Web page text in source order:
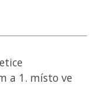
a 1. místo ve